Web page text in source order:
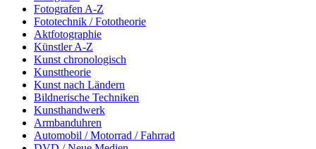
Fotografen A-Z
Fototechnik / Fototheorie
Aktfotographie
Künstler A-Z
Kunst chronologisch
Kunsttheorie
Kunst nach Ländern
Bildnerische Techniken
Kunsthandwerk
Armbanduhren
Automobil / Motorrad / Fahrrad